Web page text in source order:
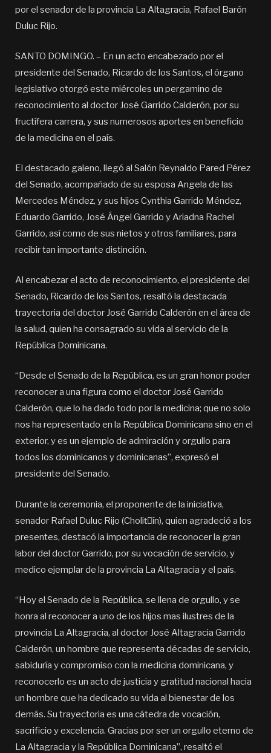
por el senador de la provincia La Altagracia, Rafael Barón
Duluc Rijo.
SANTO DOMINGO. – En un acto encabezado por el
presidente del Senado, Ricardo de los Santos, el órgano
legislativo otorgó este miércoles un pergamino de
reconocimiento al doctor José Garrido Calderón, por su
fructífera carrera, y sus numerosos aportes en beneficio
de la medicina en el país.
El destacado galeno, llegó al Salón Reynaldo Pared Pérez
del Senado, acompañado de su esposa Angela de las
Mercedes Méndez, y sus hijos Cynthia Garrido Méndez,
Eduardo Garrido, José Ángel Garrido y Ariadna Rachel
Garrido, así como de sus nietos y otros familiares, para
recibir tan importante distinción.
Al encabezar el acto de reconocimiento, el presidente del
Senado, Ricardo de los Santos, resaltó la destacada
trayectoria del doctor José Garrido Calderón en el área de
la salud, quien ha consagrado su vida al servicio de la
República Dominicana.
“Desde el Senado de la República, es un gran honor poder
reconocer a una figura como el doctor José Garrido
Calderón, que lo ha dado todo por la medicina; que no solo
nos ha representado en la República Dominicana sino en el
exterior, y es un ejemplo de admiración y orgullo para
todos los dominicanos y dominicanas”, expresó el
presidente del Senado.
Durante la ceremonia, el proponente de la iniciativa,
senador Rafael Duluc Rijo (Cholitٕín), quien agradeció a los
presentes, destacó la importancia de reconocer la gran
labor del doctor Garrido, por su vocación de servicio, y
medico ejemplar de la provincia La Altagracia y el país.
“Hoy el Senado de la República, se llena de orgullo, y se
honra al reconocer a uno de los hijos mas ilustres de la
provincia La Altagracia, al doctor José Altagracia Garrido
Calderón, un hombre que representa décadas de servicio,
sabiduría y compromiso con la medicina dominicana, y
reconocerlo es un acto de justicia y gratitud nacional hacia
un hombre que ha dedicado su vida al bienestar de los
demás. Su trayectoria es una cátedra de vocación,
sacrificio y excelencia. Gracias por ser un orgullo eterno de
La Altagracia y la República Dominicana”, resaltó el